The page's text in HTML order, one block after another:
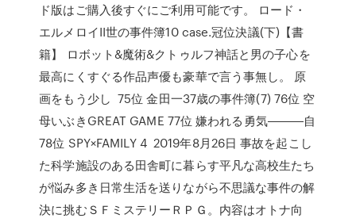
ド版はご購入後すぐにご利用可能です。 ロード・
エルメロイII世の事件簿10 case.冠位決議(下)【書
籍】 ロボット&魔術&クトゥルフ神話と男の子心を
最高にくすぐる作品声優も豪華で言う事無し。 原
画をもう少し 75位 金田一37歳の事件簿(7) 76位 空
母いぶきGREAT GAME 77位 嫌われる勇気―――自
78位 SPY×FAMILY 4 2019年8月26日 事故を起こし
た科学施設のある田舎町に暮らす平凡な高校生たち
が悩み多き日常生活を送りながら不思議な事件の解
決に挑むＳＦミステリーＲＰＧ。内容はオトナ向